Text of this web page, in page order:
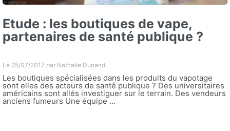
Etude : les boutiques de vape,
partenaires de santé publique ?
Le 25/07/2017 par Nathalie Dunand
Les boutiques spécialisées dans les produits du vapotage
sont elles des acteurs de santé publique ? Des universitaires
américains sont allés investiguer sur le terrain. Des vendeurs
anciens fumeurs Une équipe ...